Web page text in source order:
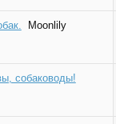
Moonlily
собаководы!